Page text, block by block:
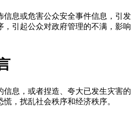
信息或危害公众安全事件信息，引发
，引起公众对政府管理的不满，影响
信息，或者捏造、夸大已发生灾害的
，扰乱社会秩序和经济秩序。